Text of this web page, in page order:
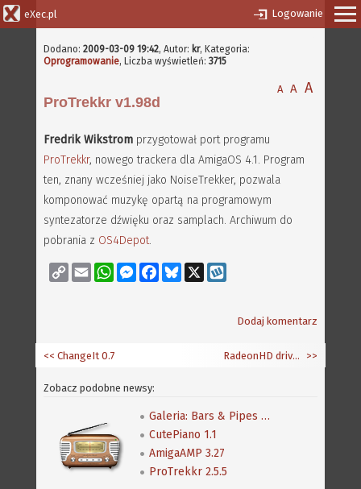
eXec.pl Logowanie
Dodano: 2009-03-09 19:42, Autor: kr, Kategoria:
Oprogramowanie, Liczba wyświetleń: 3715
A A A
ProTrekkr v1.98d
Fredrik Wikstrom przygotował port programu
ProTrekkr, nowego trackera dla AmigaOS 4.1. Program
ten, znany wcześniej jako NoiseTrekker, pozwala
komponować muzykę opartą na programowym
syntezatorze dźwięku oraz samplach. Archiwum do
pobrania z OS4Depot.
Copy
Link
Email WhatsAppMessenger
FacebookBluesky
Dodaj komentarz
RadeonHD driver - postępy >>
<< ChangeIt 0.7
Zobacz podobne newsy:
Galeria: Bars & Pipes Professional
CutePiano 1.1
AmigaAMP 3.27
ProTrekkr 2.5.5